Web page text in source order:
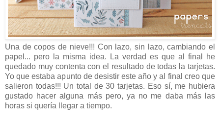
Una de copos de nieve!!! Con lazo, sin lazo, cambiando el
papel... pero la misma idea. La verdad es que al final he
quedado muy contenta con el resultado de todas la tarjetas.
Yo que estaba apunto de desistir este año y al final creo que
salieron todas!!! Un total de 30 tarjetas. Eso sí, me hubiera
gustado hacer alguna más pero, ya no me daba más las
horas si quería llegar a tiempo.